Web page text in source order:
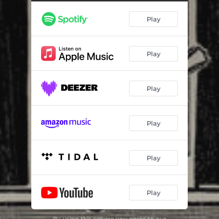
Por Dentro d'Água 03:29
Ariana Armorial 05:14
Caçote (feat. Bruno Menegatti & Marcos Suzano) [Acústica] 04:00
Esperando Nara (feat. Renan Dias & Thiago Fermino) 02:56
Recado (feat. Renan Dias & Ricardo Vignini) 04:38
Maracutaia Esferográfica (feat. Thiago Fermino) 03:26
Pepe e Faísca (feat. Marcos Suzano) 03:06
Bença Dominguinhos (feat. André Rass, Renan Dias & Toninho Ferragutti) 04:09
Play
Play
Play
Play
Play
Play